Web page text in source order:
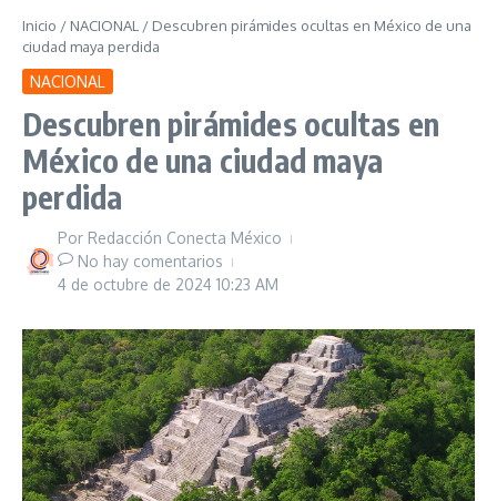
Inicio / NACIONAL / Descubren pirámides ocultas en México de una
ciudad maya perdida
NACIONAL
Descubren pirámides ocultas en
México de una ciudad maya
perdida
Por Redacción Conecta México
No hay comentarios
4 de octubre de 2024 10:23 AM